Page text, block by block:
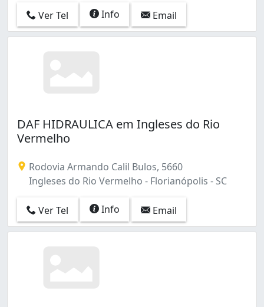
Ver Tel Info Email
DAF HIDRAULICA em Ingleses do Rio
Vermelho
Rodovia Armando Calil Bulos, 5660
Ingleses do Rio Vermelho - Florianópolis - SC
Ver Tel Info Email